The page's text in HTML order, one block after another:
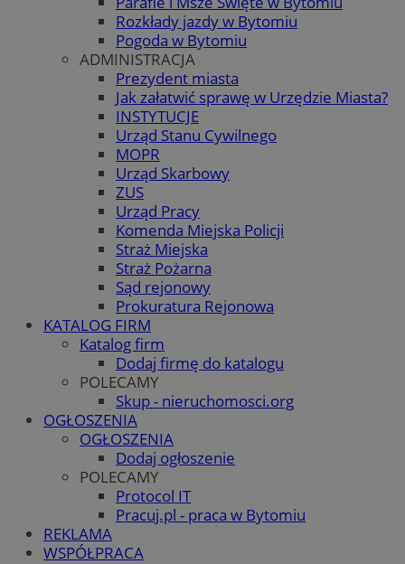
Rozkłady jazdy w Bytomiu
Pogoda w Bytomiu
ADMINISTRACJA
Prezydent miasta
Jak załatwić sprawę w Urzędzie Miasta?
INSTYTUCJE
Urząd Stanu Cywilnego
MOPR
Urząd Skarbowy
ZUS
Urząd Pracy
Komenda Miejska Policji
Straż Miejska
Straż Pożarna
Sąd rejonowy
Prokuratura Rejonowa
KATALOG FIRM
Katalog firm
Dodaj firmę do katalogu
POLECAMY
Skup - nieruchomosci.org
OGŁOSZENIA
OGŁOSZENIA
Dodaj ogłoszenie
POLECAMY
Protocol IT
Pracuj.pl - praca w Bytomiu
REKLAMA
WSPÓŁPRACA